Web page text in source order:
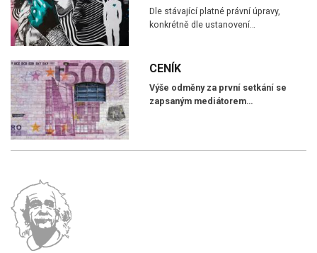
Dle stávající platné právní úpravy,
konkrétně dle ustanovení…
CENÍK
Výše odměny za první setkání se
zapsaným mediátorem…